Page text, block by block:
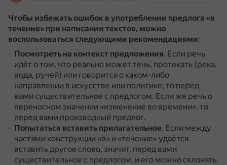
Чтобы избежать ошибок в употреблении предлога «в
течение» при написании текстов, можно
воспользоваться следующими рекомендациями:
Посмотреть на контекст предложения. Если речь
идёт о том, что реально может течь, протекать (река,
вода, ручей) или говорится о каком-либо
направлении в искусстве или политике, то перед
вами существительное с предлогом. Если же речь о
переносном значении «изменение во времени», то
перед вами производный предлог.
Попытаться вставить прилагательное. Если между
частями конструкции «в» и «течение» удаётся
вставить другое слово, значит, перед вами
существительное с предлогом, и его можно склонять